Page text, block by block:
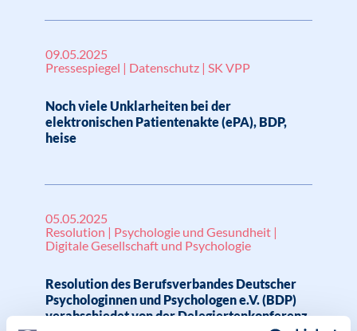
09.05.2025
Pressespiegel | Datenschutz | SK VPP
Noch viele Unklarheiten bei der
elektronischen Patientenakte (ePA), BDP,
heise
05.05.2025
Resolution | Psychologie und Gesundheit |
Digitale Gesellschaft und Psychologie
Resolution des Berufsverbandes Deutscher
Psychologinnen und Psychologen e.V. (BDP)
verabschiedet von der Delegiertenkonferenz